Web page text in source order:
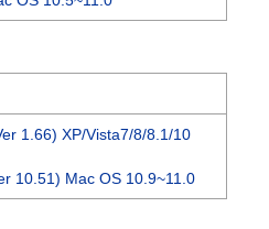
1.66) XP/Vista7/8/8.1/10
10.51) Mac OS 10.9~11.0